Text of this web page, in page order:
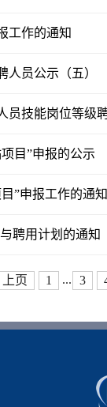
工作的通知
人员公示（五）
员技能岗位等级
目”申报的公示
”申报工作的通知
聘用计划的通知
上页 1 ... 3